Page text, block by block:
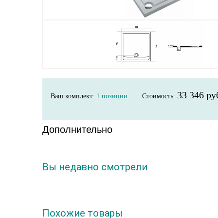
Ваш комплект: 1 позиции Стоимость: 33 346
Дополнительно
Вы недавно смотрели
Похожие товары